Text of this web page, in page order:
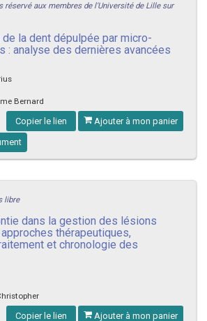
réservé aux membres de l'Université de Lille sur
la dent dépulpée par micro-
: analyse des dernières avancées
Bernard
Copier le lien Ajouter à mon panier
libre
dans la gestion des lésions
thérapeutiques,
et chronologie des
Copier le lien Ajouter à mon panier